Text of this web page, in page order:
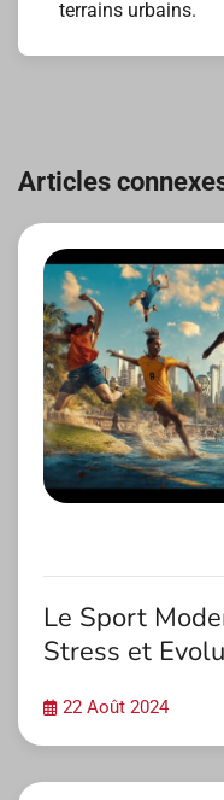
terrains urbains.
de
Articles
Le Sport
Stress et
22 Août 2024